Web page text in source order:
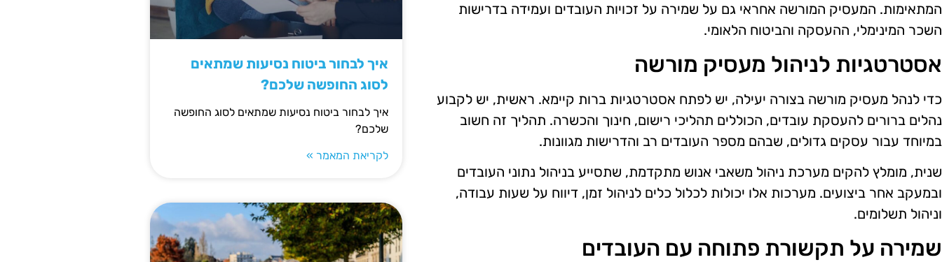
המתאימות. המעסיק המורשה אחראי גם על שמירה על זכויות העובדים ועמידה בדרישות
השכר המינימלי, ההעסקה והביטוח הלאומי.
אסטרטגיות לניהול מעסיק מורשה
כדי לנהל מעסיק מורשה בצורה יעילה, יש לפתח אסטרטגיות ברות קיימא. ראשית, יש לקבוע
נהלים ברורים להעסקת עובדים, הכוללים תהליכי רישום, חינוך והכשרה. תהליך זה חשוב
במיוחד עבור עסקים גדולים, שבהם מספר העובדים רב והדרישות מגוונות.
שנית, מומלץ להקים מערכת ניהול משאבי אנוש מתקדמת, שתסייע בניהול נתוני העובדים
ובמעקב אחר ביצועים. מערכות אלו יכולות לכלול כלים לניהול זמן, דיווח על שעות עבודה,
וניהול תשלומים.
שמירה על תקשורת פתוחה עם העובדים
איך לבחור ביטוח נסיעות שמתאים
לסוג החופשה שלכם?
איך לבחור ביטוח נסיעות שמתאים לסוג החופשה
שלכם?
לקריאת המאמר »